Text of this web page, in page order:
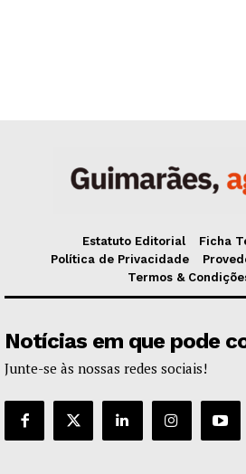
Estatuto Editorial
Ficha
Política de Privacidade
Termos &
Notícias em que pode
Junte-se às nossas redes sociais!